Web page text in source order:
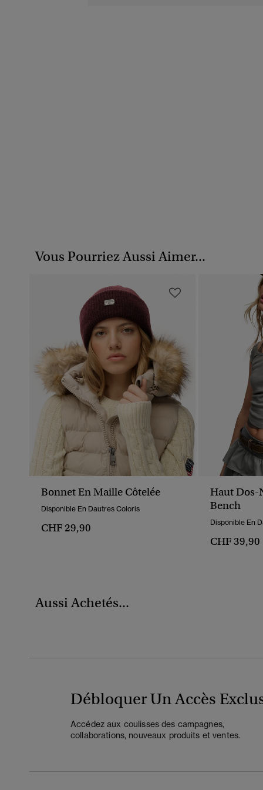
Vous Pourriez Aussi Aimer...
Bonnet En Maille Côtelée
Disponible En Dautres Coloris
CHF 29,90
Haut Dos-
Bench
Disponible En
CHF 39,90
Aussi Achetés...
Débloquer Un Accès
Accédez aux coulisses des campagnes,
collaborations, nouveaux produits et ventes.